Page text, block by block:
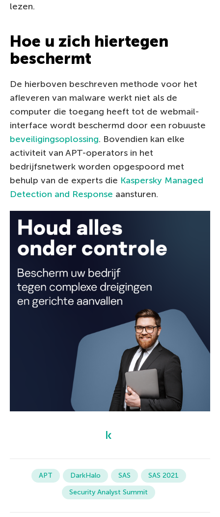
lezen.
Hoe u zich hiertegen
beschermt
De hierboven beschreven methode voor het
afleveren van malware werkt niet als de
computer die toegang heeft tot de webmail-
interface wordt beschermd door een robuuste
beveiligingsoplossing. Bovendien kan elke
activiteit van APT-operators in het
bedrijfsnetwerk worden opgespoord met
behulp van de experts die Kaspersky Managed
Detection and Response aansturen.
APT DarkHalo SAS
SAS 2021
Security Analyst Summit